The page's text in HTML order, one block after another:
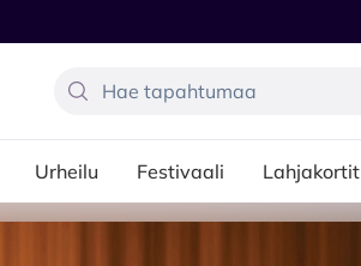
Urheilu Festivaali Lahjakortit